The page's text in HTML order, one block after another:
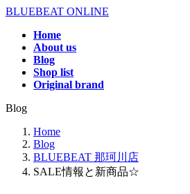
コ
キ
ナ
に
BLUEBEAT ONLINE
Home
About us
Blog
Shop list
Original brand
Blog
Home
Blog
BLUEBEAT 那珂川店
SALE情報と新商品☆